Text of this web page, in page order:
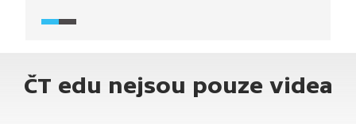
Adamcem. Na to první nebyl Václav Havel ještě ani
nějakou cestu, země to potřebuje. A je to cesta
ČT edu nejsou pouze videa